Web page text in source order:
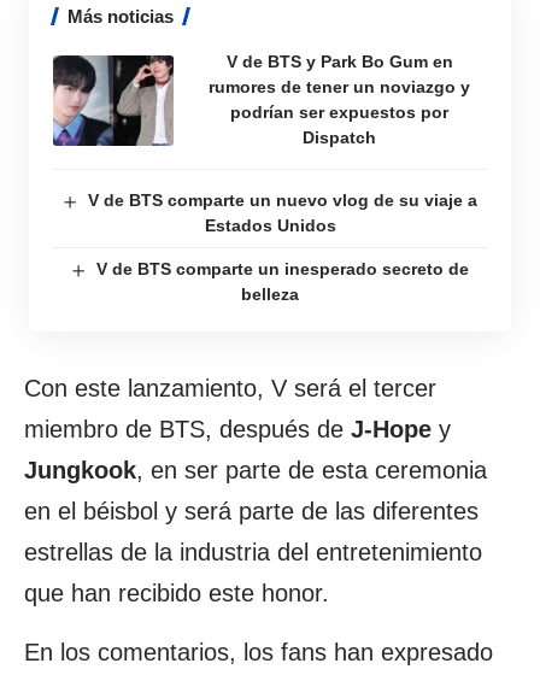
Más noticias
V de BTS y Park Bo Gum en
rumores de tener un noviazgo y
podrían ser expuestos por
Dispatch
V de BTS comparte un nuevo vlog de su viaje a
Estados Unidos
V de BTS comparte un inesperado secreto de
belleza
Con este lanzamiento, V será el tercer
miembro de BTS, después de J-Hope y
Jungkook, en ser parte de esta ceremonia
en el béisbol y será parte de las diferentes
estrellas de la industria del entretenimiento
que han recibido este honor.
En los comentarios, los fans han expresado